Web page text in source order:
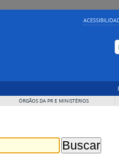
ÓRGÃOS DA PR E MINISTÉRIOS